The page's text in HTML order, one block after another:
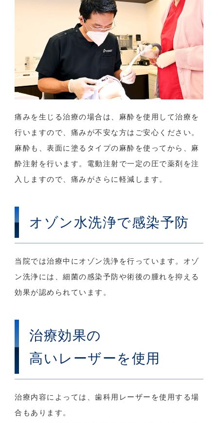
痛みを生じる治療の場合は、麻酔を使用して治療を
行いますので、痛みが不安な方はご安心ください。
麻酔も、表面に塗るタイプの麻酔を使ってから、麻
酔注射を行います。電動注射で一定の圧で薬剤を注
入しますので、痛みがさらに軽減します。
オゾン水洗浄で感染予防
当院では治療中にオゾン洗浄を行っています。オゾ
ン洗浄には、細菌の感染予防や術後の腫れを抑える
効果が認められています。
治療効果の
高いレーザーを使用
治療内容によっては、歯科用レーザーを使用する場
合もあります。